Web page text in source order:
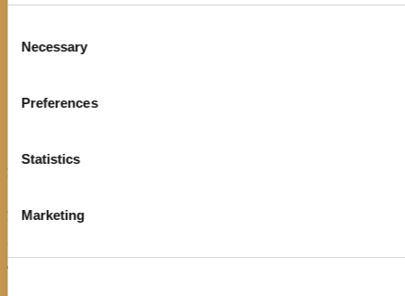
Selection
Necessary
Preferences
Statistics
Marketing
E-katalog
Cjenik usluga
Kontakt
KONTAKT
Adresa:
Ulica Stjepana Radića 1
Telefon:
021/697366